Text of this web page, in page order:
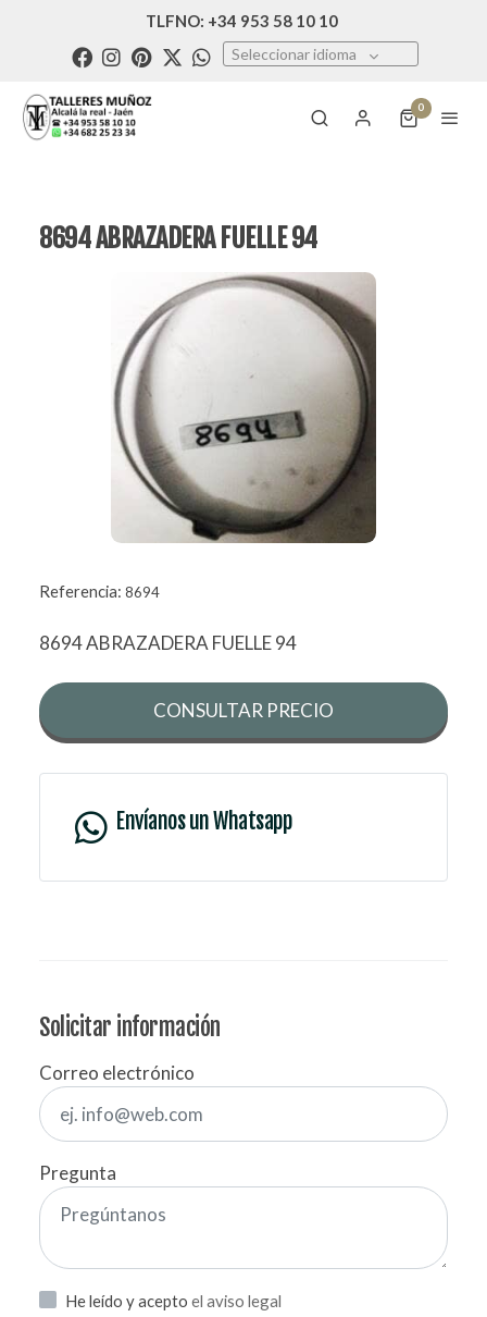
TLFNO: +34 953 58 10 10
Seleccionar idioma
0
8694 ABRAZADERA FUELLE 94
Referencia: 8694
8694 ABRAZADERA FUELLE 94
CONSULTAR PRECIO
Envíanos un Whatsapp
Solicitar información
Correo electrónico
Pregunta
He leído y acepto el aviso legal